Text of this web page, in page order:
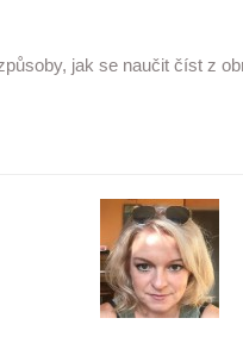
jak se naučit číst z